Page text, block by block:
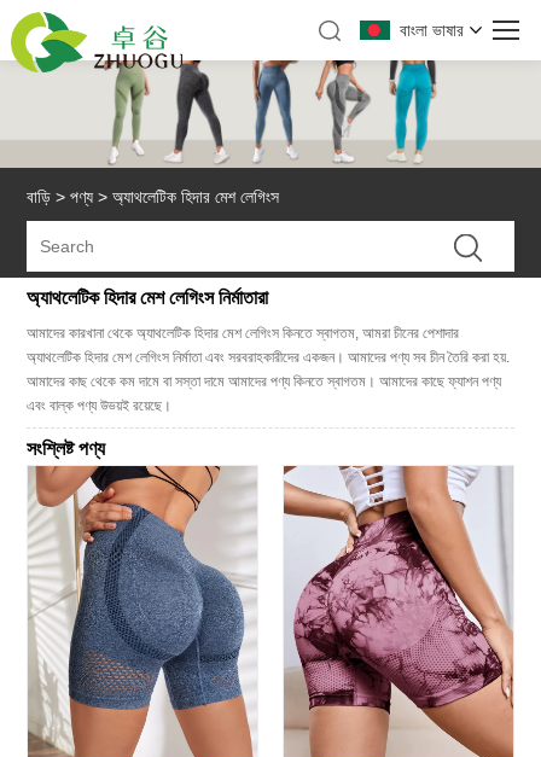
বাংলা ভাষার
বাড়ি > পণ্য > অ্যাথলেটিক হিদার মেশ লেগিংস
অ্যাথলেটিক হিদার মেশ লেগিংস নির্মাতারা
আমাদের কারখানা থেকে অ্যাথলেটিক হিদার মেশ লেগিংস কিনতে স্বাগতম, আমরা চীনের পেশাদার
অ্যাথলেটিক হিদার মেশ লেগিংস নির্মাতা এবং সরবরাহকারীদের একজন। আমাদের পণ্য সব চীন তৈরি করা হয়.
আমাদের কাছ থেকে কম দামে বা সস্তা দামে আমাদের পণ্য কিনতে স্বাগতম। আমাদের কাছে ফ্যাশন পণ্য
এবং বাল্ক পণ্য উভয়ই রয়েছে।
সংশ্লিষ্ট পণ্য